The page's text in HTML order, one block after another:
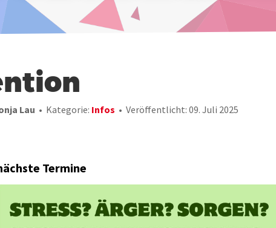
Lau Kategorie: Infos Veröffentlicht: 09. Juli 2025
Termine